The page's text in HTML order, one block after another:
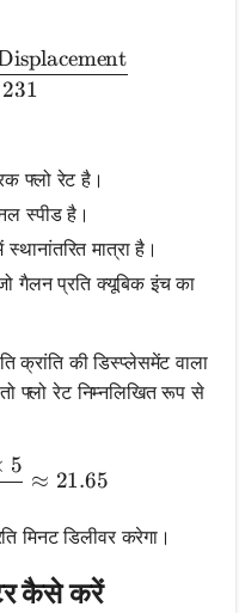
= \frac{RPM
231
फ्लो रेट है।
स्पीड है।
मात्रा है।
गैलन प्रति क्यूबिक इंच का
क्रांति की डिस्प्लेसमेंट वाला
फ्लो रेट निम्नलिखित रूप से
= \frac{1000 \times
5
≈ 21.65
मिनट डिलीवर करेगा।
कैसे करें